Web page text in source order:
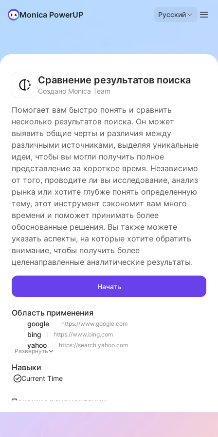
Monica PowerUP Русский
Сравнение результатов поиска
Создано Monica Team
Помогает вам быстро понять и сравнить
несколько результатов поиска. Он может
выявить общие черты и различия между
различными источниками, выделяя уникальные
идеи, чтобы вы могли получить полное
представление за короткое время. Независимо
от того, проводите ли вы исследование, анализ
рынка или хотите глубже понять определенную
тему, этот инструмент сэкономит вам много
времени и поможет принимать более
обоснованные решения. Вы также можете
указать аспекты, на которые хотите обратить
внимание, чтобы получить более
целенаправленные аналитические результаты.
Начать
Область применения
google https://www.google.com
bing https://www.bing.com
yahoo
https://search.yahoo.com
Развернуть
Навыки
Current Time
Похожие рекомендации